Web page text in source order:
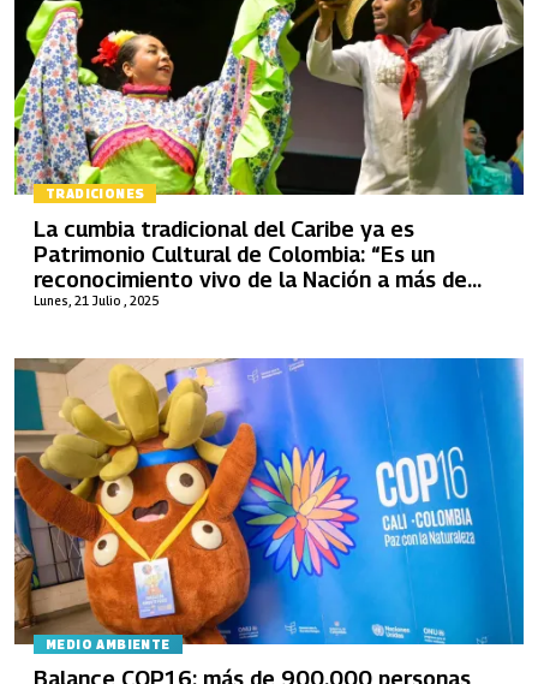
TRADICIONES
Lunes, 21 Julio , 2025
La cumbia tradicional del Caribe ya es
Patrimonio Cultural de Colombia: “Es un
reconocimiento vivo de la Nación a más de
400 portadores”
MEDIO AMBIENTE
Balance COP16: más de 900.000 personas